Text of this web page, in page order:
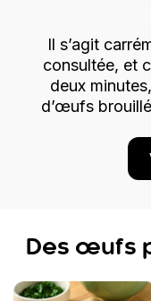
Il s’agit
consultée, et
deux
d’œufs
Des œufs